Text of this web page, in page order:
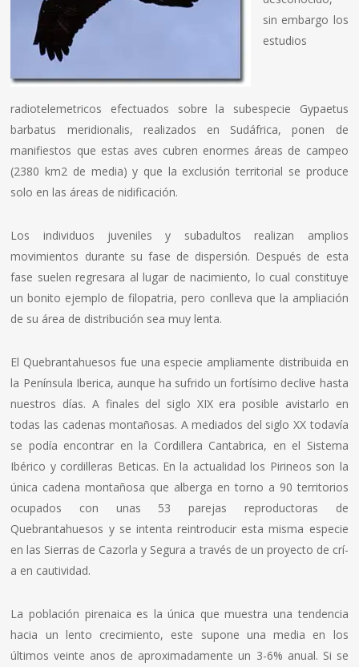
sin embargo los
estudios
radiotelemetricos efectuados sobre la subespecie Gypaetus
barbatus meridionalis, realizados en Sudáfrica, ponen de
manifiestos que estas aves cubren enormes áreas de campeo
(2380 km2 de media) y que la exclusión territorial se produce
solo en las áreas de nidificación.
Los individuos juveniles y subadultos realizan amplios
movimientos durante su fase de dispersión. Después de esta
fase suelen regresara al lugar de nacimiento, lo cual constituye
un bonito ejemplo de filopatria, pero conlleva que la ampliación
de su área de distribución sea muy lenta.
El Quebrantahuesos fue una especie ampliamente distribuida en
la Pení­nsula Iberica, aunque ha sufrido un fortí­simo declive hasta
nuestros dí­as. A finales del siglo XIX era posible avistarlo en
todas las cadenas montañosas. A mediados del siglo XX todaví­a
se podí­a encontrar en la Cordillera Cantabrica, en el Sistema
Ibérico y cordilleras Beticas. En la actualidad los Pirineos son la
única cadena montañosa que alberga en torno a 90 territorios
ocupados con unas 53 parejas reproductoras de
Quebrantahuesos y se intenta reintroducir esta misma especie
en las Sierras de Cazorla y Segura a través de un proyecto de crí­
a en cautividad.
La población pirenaica es la única que muestra una tendencia
hacia un lento crecimiento, este supone una media en los
últimos veinte anos de aproximadamente un 3-6% anual. Si se